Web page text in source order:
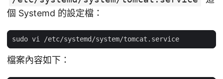
個 Systemd 的設定檔：
檔案內容如下：